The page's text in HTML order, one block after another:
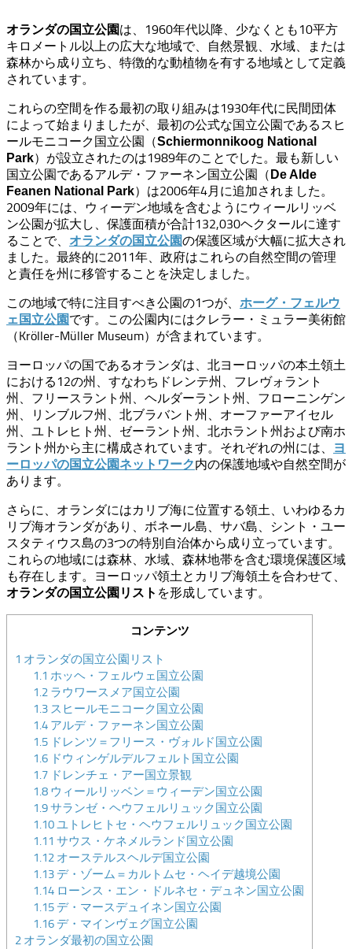
オランダの国立公園は、1960年代以降、少なくとも10平方
キロメートル以上の広大な地域で、自然景観、水域、または
森林から成り立ち、特徴的な動植物を有する地域として定義
されています。
これらの空間を作る最初の取り組みは1930年代に民間団体
によって始まりましたが、最初の公式な国立公園であるスヒ
ールモニコーク国立公園（Schiermonnikoog National
Park）が設立されたのは1989年のことでした。最も新しい
国立公園であるアルデ・ファーネン国立公園（ De Alde
Feanen National Park）は2006年4月に追加されました。
2009年には、ウィーデン地域を含むようにウィールリッベ
ン公園が拡大し、保護面積が合計132,030ヘクタールに達す
ることで、
オランダの国立公園の保護区域が大幅に拡大され
ました。最終的に2011年、政府はこれらの自然空間の管理
と責任を州に移管することを決定しました。
この地域で特に注目すべき公園の1つが、 ホーグ・フェルウ
ェ国立公園です。この公園内にはクレラー・ミュラー美術館
（Kröller-Müller Museum）が含まれています。
ヨーロッパの国であるオランダは、北ヨーロッパの本土領土
における12の州、すなわちドレンテ州、フレヴォラント
州、フリースラント州、ヘルダーラント州、フローニンゲン
州、リンブルフ州、北ブラバント州、オーファーアイセル
州、ユトレヒト州、ゼーラント州、北ホラント州および南ホ
ラント州から主に構成されています。それぞれの州には、
ヨ
ーロッパの国立公園ネットワーク内の保護地域や自然空間が
あります。
さらに、オランダにはカリブ海に位置する領土、いわゆるカ
リブ海オランダがあり、ボネール島、サバ島、シント・ユー
スタティウス島の3つの特別自治体から成り立っています。
これらの地域には森林、水域、森林地帯を含む環境保護区域
も存在します。ヨーロッパ領土とカリブ海領土を合わせて、
オランダの国立公園リスト を形成しています。
コンテンツ
1 オランダの国立公園リスト
1.1 ホッヘ・フェルウェ国立公園
1.2ラウワースメア国立公園
1.3スヒールモニコーク国立公園
1.4アルデ・ファーネン国立公園
1.5ドレンツ＝フリース・ヴォルド国立公園
1.6ドウィンゲルデルフェルト国立公園
1.7ドレンチェ・アー国立景観
1.8ウィールリッベン＝ウィーデン国立公園
1.9サランゼ・ヘウフェルリュック国立公園
1.10ユトレヒトセ・ヘウフェルリュック国立公園
1.11 サウス・ケネメルランド国立公園
1.12オーステルスヘルデ国立公園
1.13デ・ゾーム＝カルトムセ・ヘイデ越境公園
1.14ローンス・エン・ドルネセ・デュネン国立公園
1.15デ・マースデュイネン国立公園
1.16デ・マインヴェグ国立公園
2 オランダ最初の国立公園